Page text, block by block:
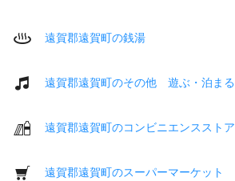
遠賀郡遠賀町の銭湯
遠賀郡遠賀町のその他 遊ぶ・泊まる
遠賀郡遠賀町のコンビニエンスストア
遠賀郡遠賀町のスーパーマーケット